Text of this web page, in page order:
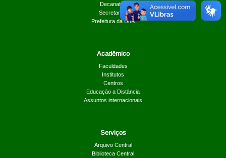
Decanatos
Secretarias
Prefeitura da UnB
Acadêmico
Faculdades
Institutos
Centros
Educação a Distância
Assuntos internacionais
Serviços
Arquivo Central
Biblioteca Central